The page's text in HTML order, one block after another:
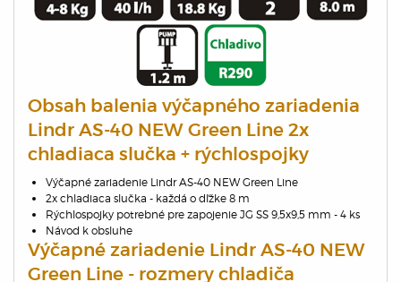
Obsah balenia výčapného zariadenia
Lindr AS-40 NEW Green Line 2x
chladiaca slučka + rýchlospojky
Výčapné zariadenie Lindr AS-40 NEW Green Line
2x chladiaca slučka - každá o dľžke 8 m
Rýchlospojky potrebné pre zapojenie JG SS 9,5x9,5 mm - 4 ks
Návod k obsluhe
Výčapné zariadenie Lindr AS-40 NEW
Green Line - rozmery chladiča